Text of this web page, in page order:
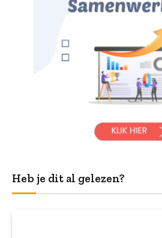
Heb je dit al gelezen?